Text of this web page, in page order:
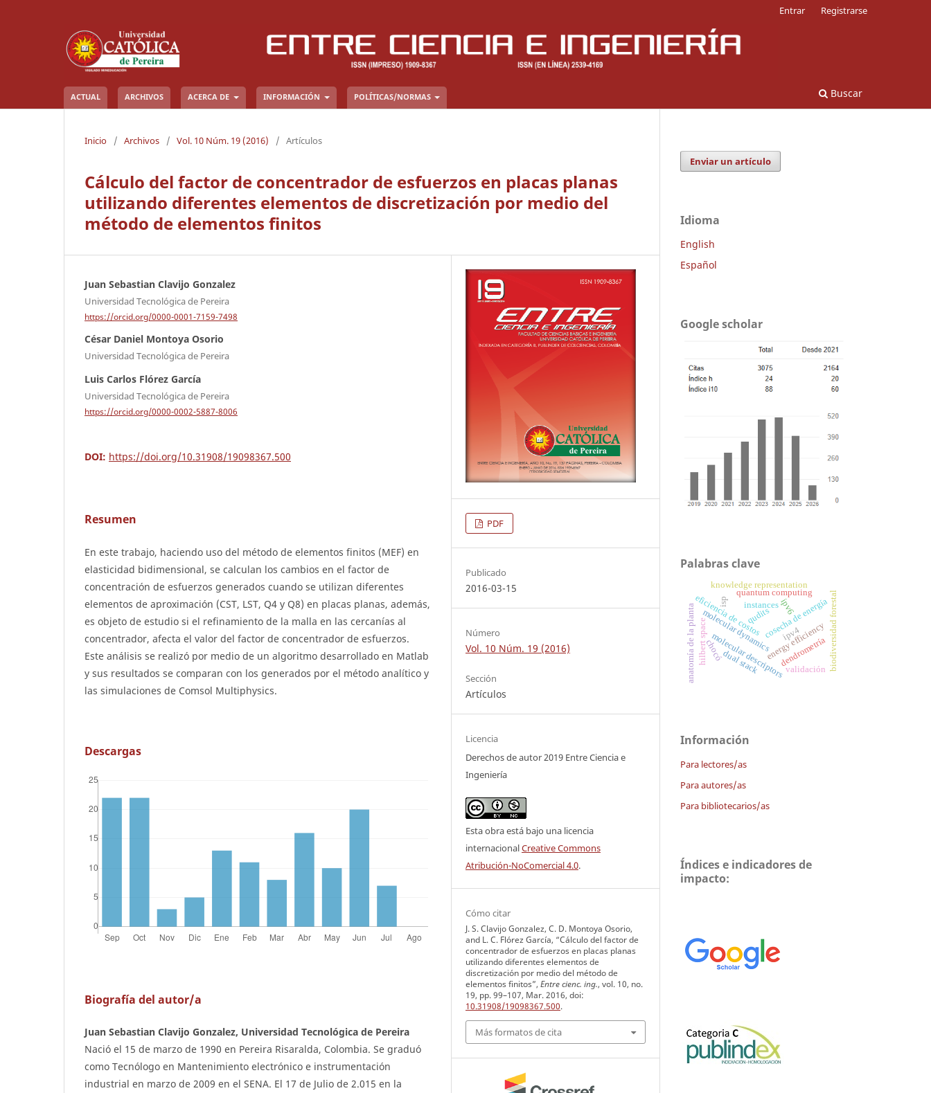
ACTUAL ARCHIVOS ACERCA DE INFORMACIÓN POLÍTICAS/NORMAS Buscar
Entrar Registrarse
Inicio / Archivos / Vol. 10 Núm. 19 (2016) / Artículos
Cálculo del factor de concentrador de esfuerzos en placas planas
utilizando diferentes elementos de discretización por medio del
método de elementos finitos
Juan Sebastian Clavijo Gonzalez
Universidad Tecnológica de Pereira
https://orcid.org/0000-0001-7159-7498
César Daniel Montoya Osorio
Universidad Tecnológica de Pereira
Luis Carlos Flórez García
Universidad Tecnológica de Pereira
https://orcid.org/0000-0002-5887-8006
DOI: https://doi.org/10.31908/19098367.500
Resumen
En este trabajo, haciendo uso del método de elementos finitos (MEF) en
elasticidad bidimensional, se calculan los cambios en el factor de
concentración de esfuerzos generados cuando se utilizan diferentes
elementos de aproximación (CST, LST, Q4 y Q8) en placas planas, además,
es objeto de estudio si el refinamiento de la malla en las cercanías al
concentrador, afecta el valor del factor de concentrador de esfuerzos.
Este análisis se realizó por medio de un algoritmo desarrollado en Matlab
y sus resultados se comparan con los generados por el método analítico y
las simulaciones de Comsol Multiphysics.
Descargas
Biografía del autor/a
Juan Sebastian Clavijo Gonzalez, Universidad Tecnológica de Pereira
Nació el 15 de marzo de 1990 en Pereira Risaralda, Colombia. Se graduó
como Tecnólogo en Mantenimiento electrónico e instrumentación
industrial en marzo de 2009 en el SENA. El 17 de Julio de 2.015 en la
PDF
Publicado
2016-03-15
Número
Vol. 10 Núm. 19 (2016)
Sección
Artículos
Licencia
Derechos de autor 2019 Entre Ciencia e
Ingeniería
Esta obra está bajo una licencia
internacionalCreative Commons
Atribución-NoComercial 4.0.
Cómo citar
J. S. Clavijo Gonzalez, C. D. Montoya Osorio,
and L. C. Flórez García, “Cálculo del factor de
concentrador de esfuerzos en placas planas
utilizando diferentes elementos de
discretización por medio del método de
elementos finitos”, Entre cienc. ing., vol. 10, no.
19, pp. 99–107, Mar. 2016, doi:
10.31908/19098367.500.
Más formatos de cita
Enviar un artículo
Idioma
English
Español
Google scholar
Palabras clave
cosecha de energía
ipv6
ipv4
energy efficiency
molecular descriptors
molecular dynamics
eficiencia de costosquantum computing
qudits
hilbert space
anatomía de la planta biodiversidad forestal
dendrometría
instances
knowledge representation
dual stack
isp
chocó
validación
Información
Para lectores/as
Para autores/as
Para bibliotecarios/as
Índices e indicadores de
impacto: